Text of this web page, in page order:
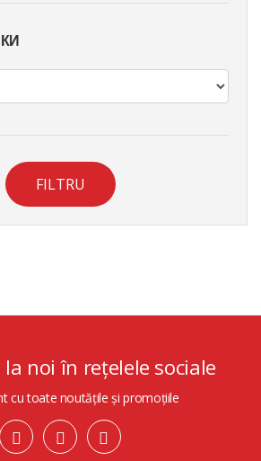
FILTRU
noi în rețelele sociale
cu toate noutățile și promoțiile